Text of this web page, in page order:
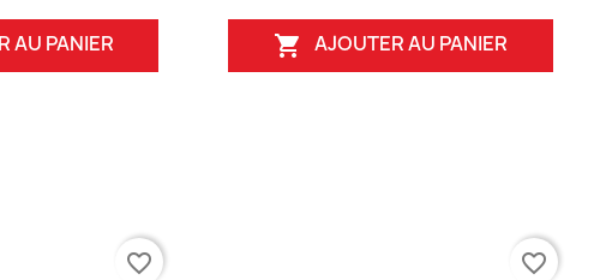
AU PANIER  AJOUTER AU PANIER
favorite_border favorite_border